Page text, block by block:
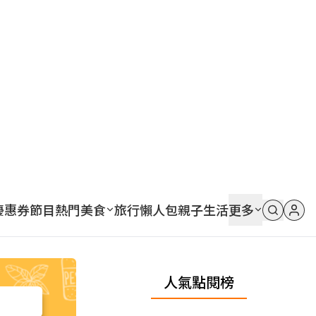
惠券節目熱門美食 旅行懶人包親子生活更多
人氣點閱榜